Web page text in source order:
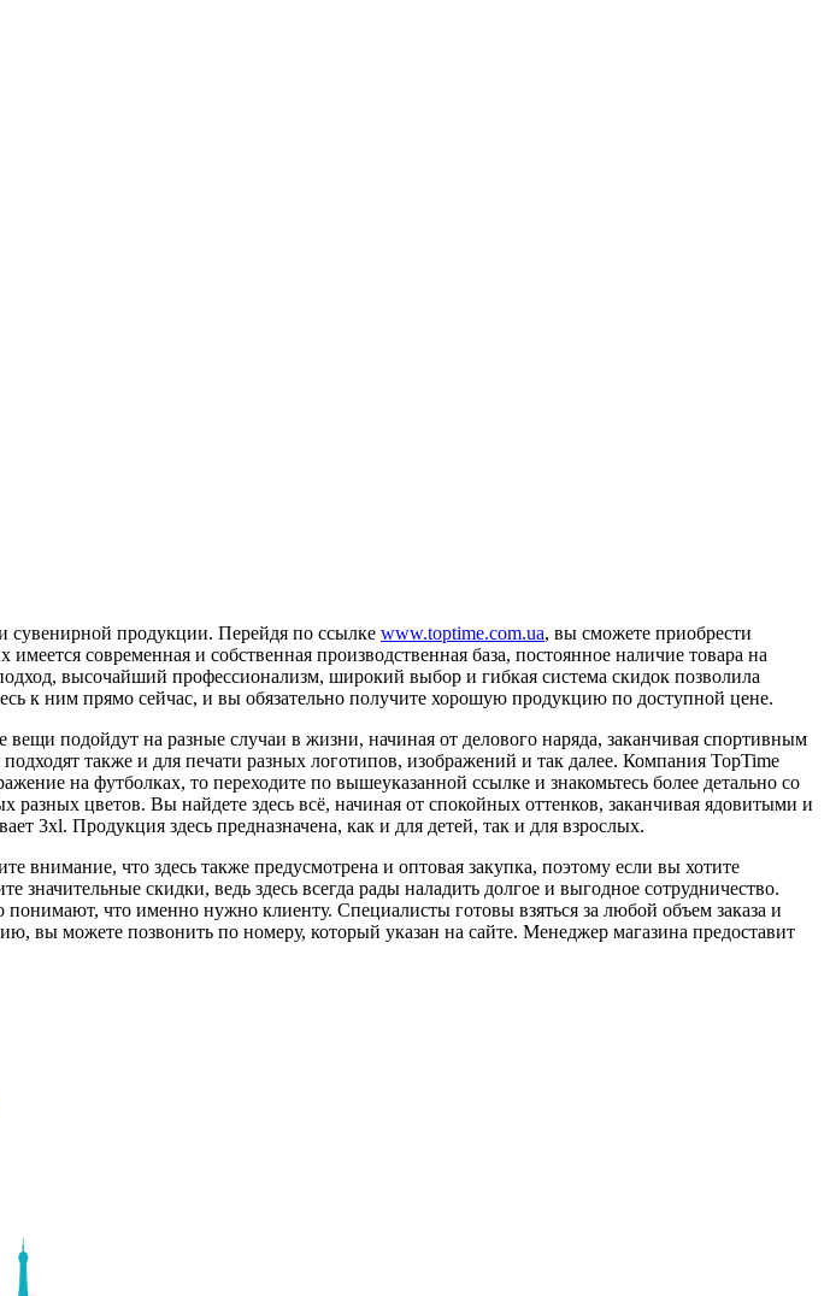
сувенирной продукции. Перейдя по ссылке www.toptime.com.ua, вы сможете приобрести
современная и собственная производственная база, постоянное наличие товара на
высочайший профессионализм, широкий выбор и гибкая система скидок позволила
к ним прямо сейчас, и вы обязательно получите хорошую продукцию по доступной цене.
подойдут на разные случаи в жизни, начиная от делового наряда, заканчивая спортивным
также и для печати разных логотипов, изображений и так далее. Компания TopTime
на футболках, то переходите по вышеуказанной ссылке и знакомьтесь более детально со
цветов. Вы найдете здесь всё, начиная от спокойных оттенков, заканчивая ядовитыми и
3xl. Продукция здесь предназначена, как и для детей, так и для взрослых.
внимание, что здесь также предусмотрена и оптовая закупка, поэтому если вы хотите
скидки, ведь здесь всегда рады наладить долгое и выгодное сотрудничество.
что именно нужно клиенту. Специалисты готовы взяться за любой объем заказа и
вы можете позвонить по номеру, который указан на сайте. Менеджер магазина предоставит